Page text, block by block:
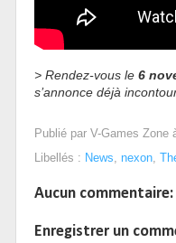
> Rendez-vous le 6
s’annonce déjà
Publié par V-Games Zone
Libellés : News nexon
Aucun commentaire:
Enregistrer un